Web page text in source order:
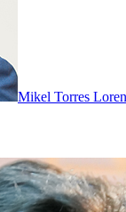
Mikel Torres